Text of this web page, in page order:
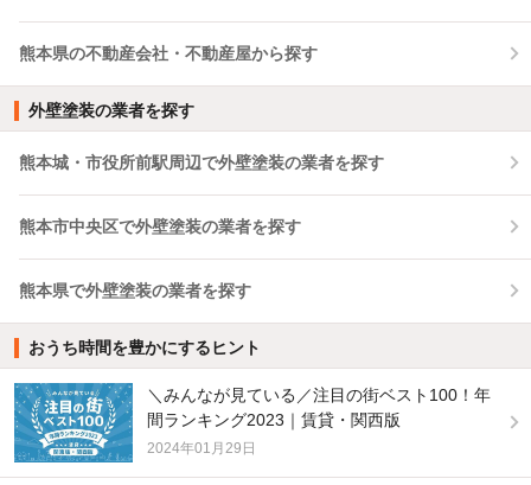
熊本県の不動産会社・不動産屋から探す
外壁塗装の業者を探す
熊本城・市役所前駅周辺で外壁塗装の業者を探す
熊本市中央区で外壁塗装の業者を探す
熊本県で外壁塗装の業者を探す
おうち時間を豊かにするヒント
＼みんなが見ている／注目の街ベスト100！年
間ランキング2023｜賃貸・関西版
2024年01月29日